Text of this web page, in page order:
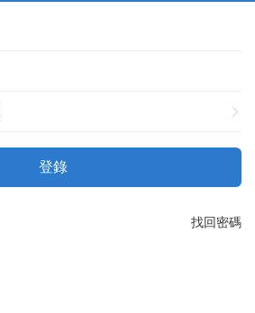
登錄
找回密碼